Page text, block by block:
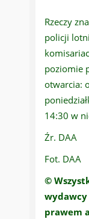
Rzeczy
policji
poziomie
otwarcia:
14:30 w
Źr. DAA
Fot. DAA
©
wydawcy
prawem